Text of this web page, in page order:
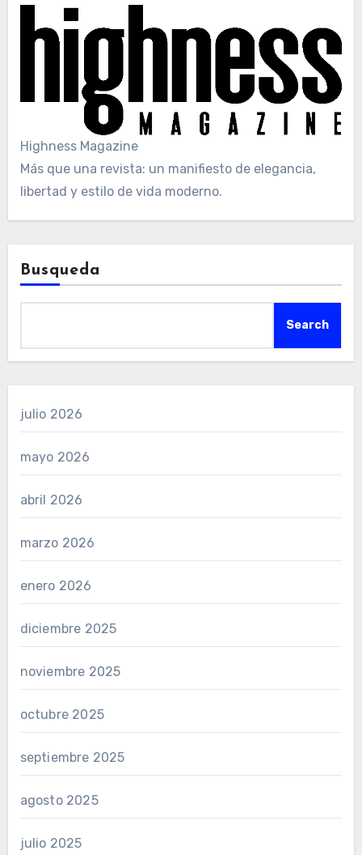
Highness Magazine
Más que una revista: un manifiesto de elegancia,
libertad y estilo de vida moderno.
Busqueda
Search
julio 2026
mayo 2026
abril 2026
marzo 2026
enero 2026
diciembre 2025
noviembre 2025
octubre 2025
septiembre 2025
agosto 2025
julio 2025